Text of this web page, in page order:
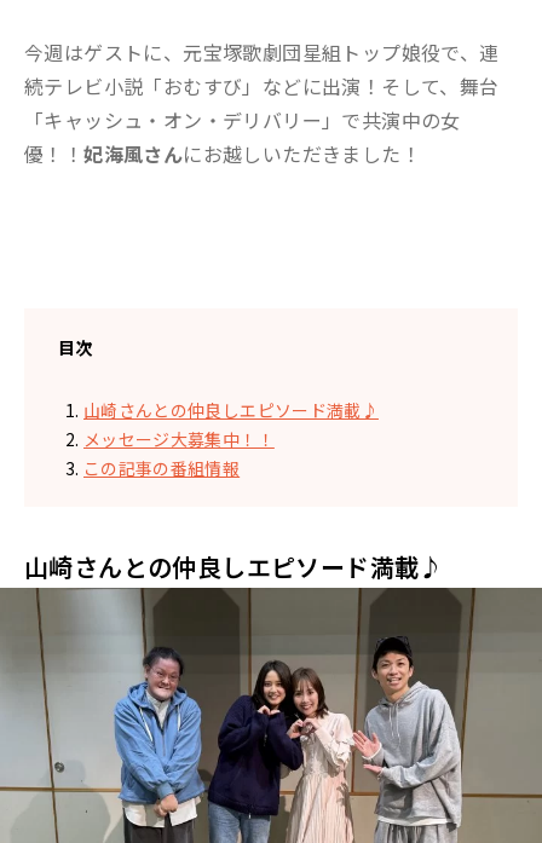
今週はゲストに、元宝塚歌劇団星組トップ娘役で、連
続テレビ小説「おむすび」などに出演！そして、舞台
「キャッシュ・オン・デリバリー」で共演中の女
優！！妃海風さんにお越しいただきました！
目次
山崎さんとの仲良しエピソード満載♪
メッセージ大募集中！！
この記事の番組情報
山崎さんとの仲良しエピソード満載♪